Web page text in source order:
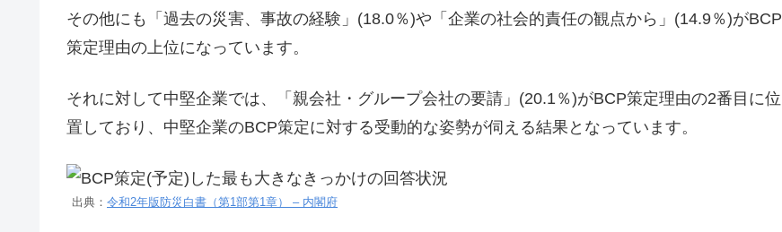
その他にも「過去の災害、事故の経験」(18.0％)や「企業の社会的責任の観点から」(14.9％)がBCP
策定理由の上位になっています。
それに対して中堅企業では、「親会社・グループ会社の要請」(20.1％)がBCP策定理由の2番目に位
置しており、中堅企業のBCP策定に対する受動的な姿勢が伺える結果となっています。
出典： 令和2年版防災白書（第1部第1章） – 内閣府